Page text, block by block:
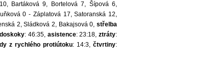
Bartáková 9, Bortelová 7, Šípová 6,
0 - Záplatová 17, Satoranská 12,
2, Sládková 2, Bakajsová 0, střelba
doskoky: 46:35, asistence: 23:18, ztráty:
z rychlého protiútoku: 14:3, čtvrtiny: